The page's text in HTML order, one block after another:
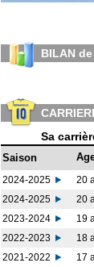
BILAN
Sa
Saison
2024-2025 20
2024-2025
20
2023-2024
19
2022-2023
18
2021-2022
17